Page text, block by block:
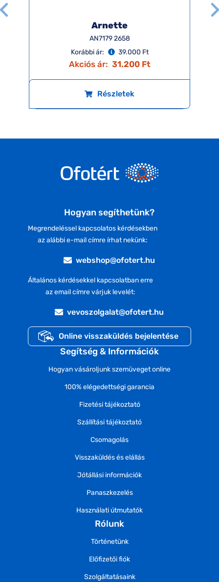
Arnette
AN7179 2658
Korábbi ár:
39.000 Ft
Akciós ár: 31.200 Ft
Részletek
Hogyan segíthetünk?
Megrendeléssel kapcsolatos kérdésekben
az alábbi e-mail címre írhat nekünk:
webshop@ofotert.hu
Általános kérdésekkel kapcsolatban erre
az email címre várjuk levelét:
vevoszolgalat@ofotert.hu
Online visszaküldés bejelentése
Segítség & Információk
Hogyan vásároljunk szemüveget online
100% elégedettségi garancia
Fizetési tájékoztató
Szállítási tájékoztató
Csomagolás
Visszaküldés és elállás
Jótállási információk
Panaszkezelés
Használati útmutatók
Rólunk
Történetünk
Előfizetői fiók
Szolgáltatásaink